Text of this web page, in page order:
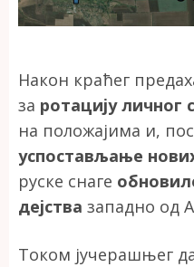
Након краћег
за ротацију личног
на положајима и,
успостављање
руске снаге
дејства западно од
Током јучерашњег